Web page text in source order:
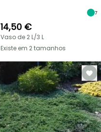
7
14,50 €
Vaso de 2 L/3 L
Existe em 2 tamanhos